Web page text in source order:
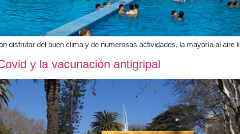
disfrutar del buen clima y de numerosas actividades, la mayoría al aire
y la vacunación antigripal